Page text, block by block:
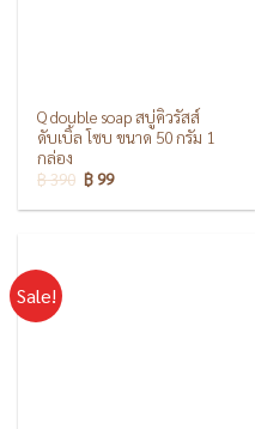
Q double soap สบู่คิวรัสส์
ดับเบิ้ล โซบ ขนาด 50 กรัม 1
กล่อง
฿390 ฿99
Sale!